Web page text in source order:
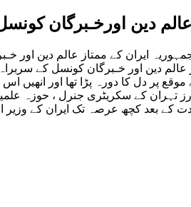
دین اورخـبرگان کونسل کے
تہران کے سکریٹری جنرل ، حوزہ
کے بعد کچھ عرصہ تک ایران کے وزیر